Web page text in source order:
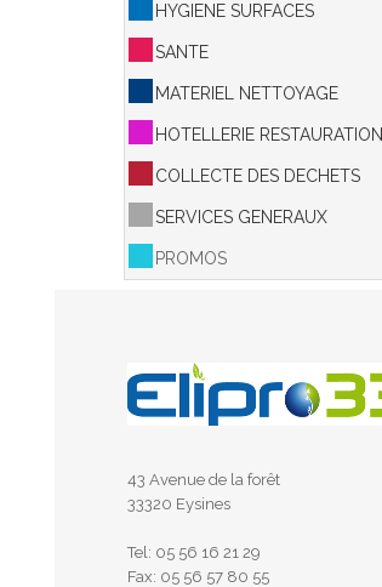
HYGIENE SURFACES
SANTE
MATERIEL NETTOYAGE
HOTELLERIE RESTAURATION
COLLECTE DES DECHETS
SERVICES GENERAUX
PROMOS
43 Avenue de la forêt
33320 Eysines
Tel: 05 56 16 21 29
Fax: 05 56 57 80 55